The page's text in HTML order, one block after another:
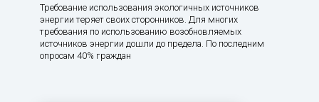
Требование использования экологичных источников
энергии теряет своих сторонников. Для многих
требования по использованию возобновляемых
источников энергии дошли до предела. По последним
опросам 40% граждан